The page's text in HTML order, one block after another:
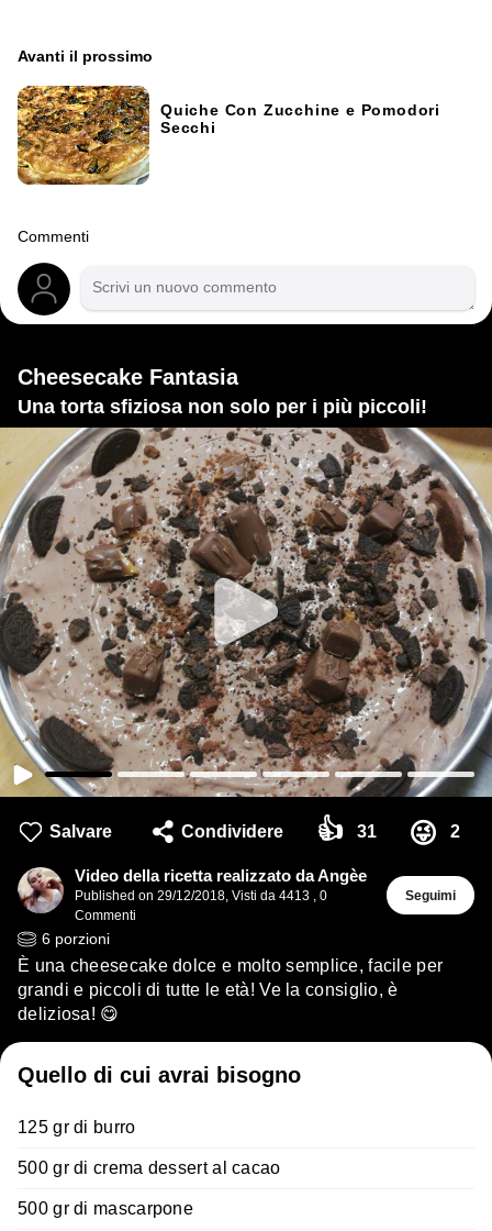
Avanti il ​​prossimo
Quiche Con Zucchine e Pomodori
Secchi
Commenti
Cheesecake Fantasia
Una torta sfiziosa non solo per i più piccoli!
Salvare Condividere 👍 31 😜 2
Video della ricetta realizzato da Angèe
Published on 29/12/2018 Visti da 4413
0
Commenti
Seguimi
6 porzioni
È una cheesecake dolce e molto semplice, facile per
grandi e piccoli di tutte le età! Ve la consiglio, è
deliziosa! 😋
Quello di cui avrai bisogno
125 gr di burro
500 gr di crema dessert al cacao
500 gr di mascarpone